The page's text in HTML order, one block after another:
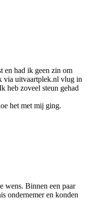
en had ik geen zin om
via uitvaartplek.nl vlug in
heb zoveel steun gehad
het met mij ging.
wens. Binnen een paar
ondernemer en konden